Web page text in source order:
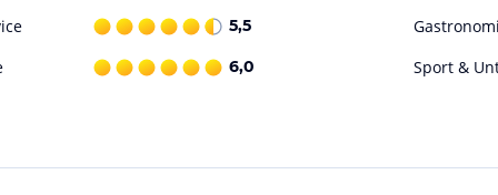
haben, Schneeschuhwandern,
Es wird wunderschön sein!
die verbindlichen Angebotsdetailsdes
5,5
6,0 Sport &